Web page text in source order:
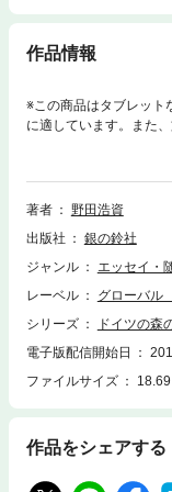
作品情報
※この商品はタブレット
に適しています。また
ト、検索、辞書の参照
と文化。「ドイツには
も美味しいドイツ料理
のガイドブック。最近
著者
野田浩資
出版社
銀の鈴社
ジャンル
エッセイ・
レーベル
グローバル
シリーズ
ドイツの森
電子版配信開始日
ファイルサイズ
作品をシェアする